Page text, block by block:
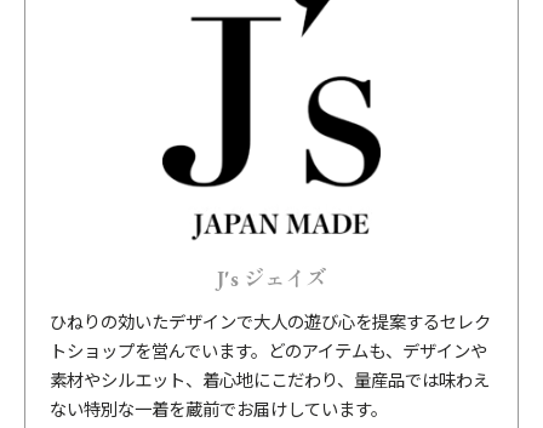
J's ジェイズ
ひねりの効いたデザインで大人の遊び心を提案するセレク
トショップを営んでいます。どのアイテムも、デザインや
素材やシルエット、着心地にこだわり、量産品では味わえ
ない特別な一着を蔵前でお届けしています。